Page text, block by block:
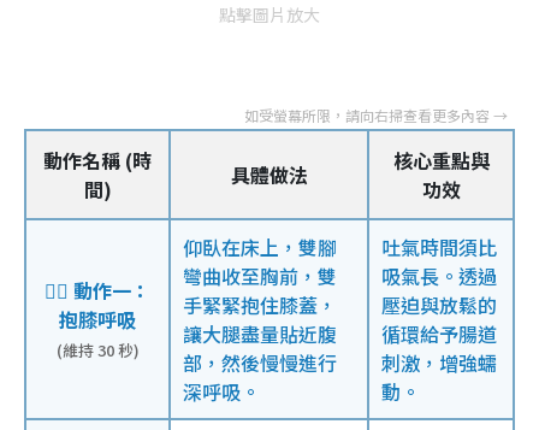
點擊圖片放大
動作名稱 (時
間)
具體做法
核心重點與
功效
🧘‍♂️ 動作一：
抱膝呼吸
(維持 30 秒)
仰臥在床上，雙腳
彎曲收至胸前，雙
手緊緊抱住膝蓋，
讓大腿盡量貼近腹
部，然後慢慢進行
深呼吸。
吐氣時間須比
吸氣長。透過
壓迫與放鬆的
循環給予腸道
刺激，增強蠕
動。